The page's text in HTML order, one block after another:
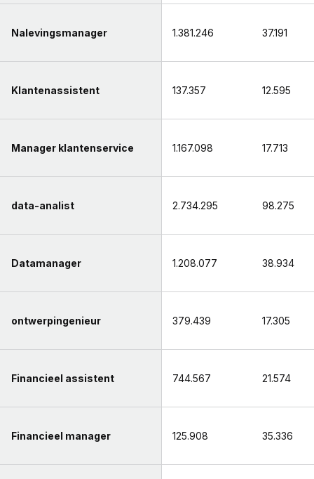
Nalevingsmanager 1.381.246 37.191
Klantenassistent 137.357 12.595
Manager klantenservice 1.167.098 17.713
data-analist 2.734.295 98.275
Datamanager 1.208.077 38.934
ontwerpingenieur 379.439 17.305
Financieel assistent 744.567 21.574
Financieel manager 125.908 35.336